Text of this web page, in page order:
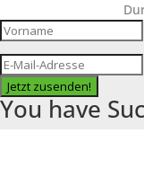
Jetzt zusenden!
You have